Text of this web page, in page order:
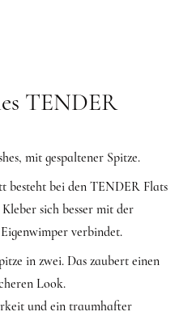
TENDER
mit gespaltener Spitze.
besteht bei den TENDER Flats
sich besser mit der
verbindet.
in zwei. Das zaubert einen
Look.
und ein traumhafter